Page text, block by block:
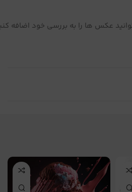
عکس ها را به بررسی خود اضافه